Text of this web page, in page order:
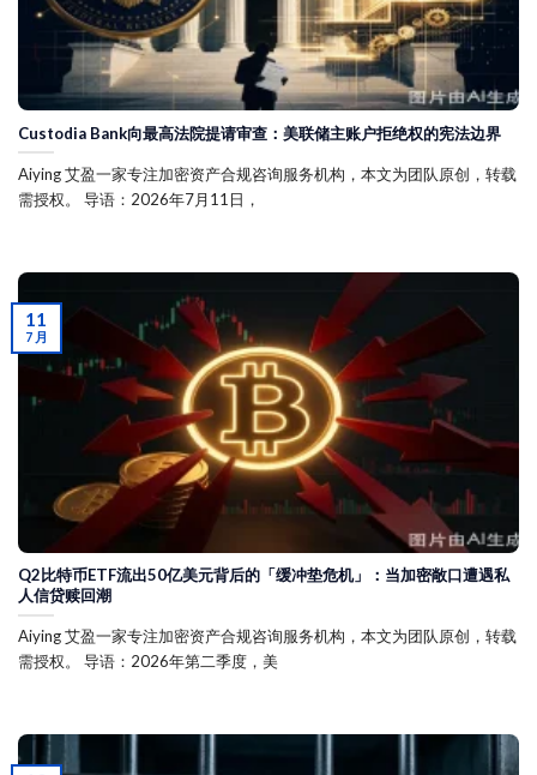
Custodia Bank向最高法院提请审查：美联储主账户拒绝权的宪法边界
Aiying 艾盈一家专注加密资产合规咨询服务机构，本文为团队原创，转载
需授权。 导语：2026年7月11日，
Q2比特币ETF流出50亿美元背后的「缓冲垫危机」：当加密敞口遭遇私
人信贷赎回潮
Aiying 艾盈一家专注加密资产合规咨询服务机构，本文为团队原创，转载
需授权。 导语：2026年第二季度，美
11
7 月